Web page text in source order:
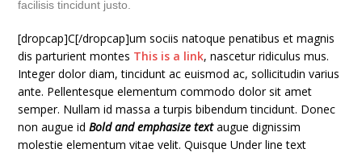
facilisis tincidunt justo.
[dropcap]C[/dropcap]um sociis natoque penatibus et magnis
dis parturient montes This is a link, nascetur ridiculus mus.
Integer dolor diam, tincidunt ac euismod ac, sollicitudin varius
ante. Pellentesque elementum commodo dolor sit amet
semper. Nullam id massa a turpis bibendum tincidunt. Donec
non augue id Bold and emphasize textaugue dignissim
molestie elementum vitae velit. Quisque Under line text